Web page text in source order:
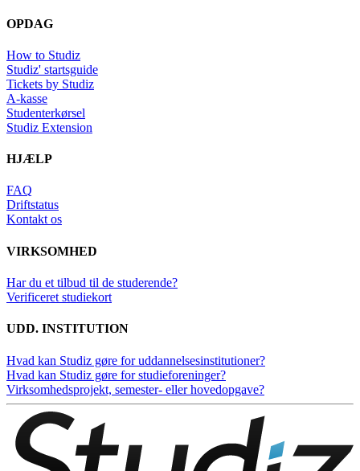
OPDAG
How to Studiz
Studiz' startsguide
Tickets by Studiz
A-kasse
Studenterkørsel
Studiz Extension
HJÆLP
FAQ
Driftstatus
Kontakt os
VIRKSOMHED
Har du et tilbud til de studerende?
Verificeret studiekort
UDD. INSTITUTION
Hvad kan Studiz gøre for uddannelsesinstitutioner?
Hvad kan Studiz gøre for studieforeninger?
Virksomhedsprojekt, semester- eller hovedopgave?